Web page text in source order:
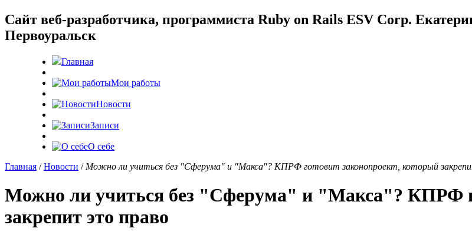
Cайт веб-разработчика, программиста Ruby on Rails ESV Corp.
Первоуральск
Главная
Мои работы
Новости
Записи
О себе
Главная /Новости / Можно ли учиться без "Сферума" и "Макса"? КПРФ готовит законопроект, который
Можно ли учиться без "Сферума" и "Макса"? КПРФ
закрепит это право